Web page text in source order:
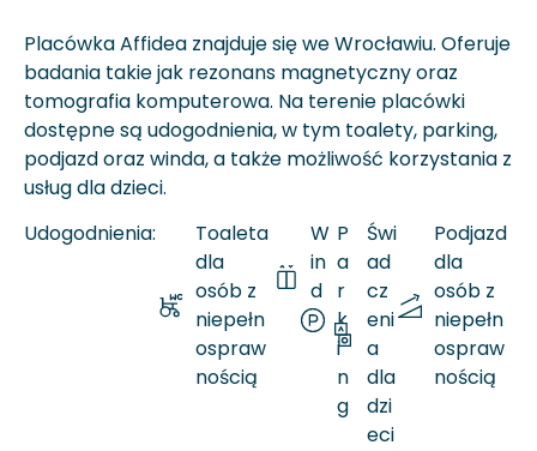
Placówka Affidea znajduje się we Wrocławiu. Oferuje
badania takie jak rezonans magnetyczny oraz
tomografia komputerowa. Na terenie placówki
dostępne są udogodnienia, w tym toalety, parking,
podjazd oraz winda, a także możliwość korzystania z
usług dla dzieci.
Udogodnienia:
Toaleta
dla
osób z
niepełn
ospraw
nością
W
in
d
a
P
a
r
k
i
n
g
Świ
ad
cz
eni
a
dla
dzi
eci
Podjazd
dla
osób z
niepełn
ospraw
nością